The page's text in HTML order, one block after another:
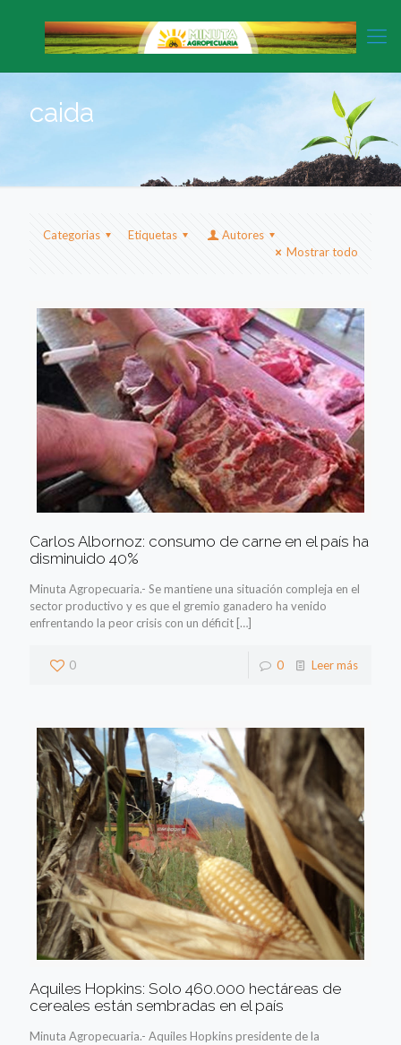
caida
Categorias Etiquetas
Autores
Mostrar todo
Carlos Albornoz: consumo de carne en el país ha
disminuido 40%
Minuta Agropecuaria.- Se mantiene una situación compleja en el
sector productivo y es que el gremio ganadero ha venido
enfrentando la peor crisis con un déficit […]
0 0 Leer más
Aquiles Hopkins: Solo 460.000 hectáreas de
cereales están sembradas en el país
Minuta Agropecuaria.- Aquiles Hopkins presidente de la